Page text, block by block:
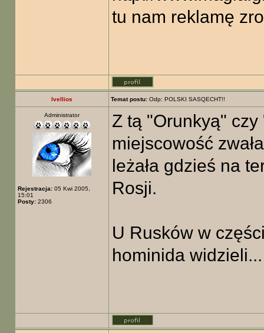
tu nam reklamę
Ivellios Temat postu: Odp: POLSKI SASQECHT!!
Administrator
Rejestracja: 05 Kwi 2005,
15:01
Posty: 2306
Z tą "Orunkyą"
miejscowość
leżała gdzieś na
Rosji.
U Rusków w
hominida widzieli...